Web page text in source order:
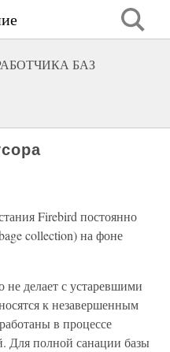
БАЗ
Firebird постоянно
collection) на фоне
не делает с устаревшими
к незавершенным
в процессе
Для полной санации базы